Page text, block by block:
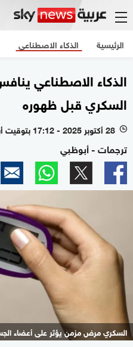
الرئيسية الذكاء الاصطناعي
الذكاء الاصطناعي
السكري قبل ظهوره
l 28 أكتوبر 2025 - 17:12 بتوقيت أبوظبي
ترجمات - أبوظبي
السكري مرض مزمن يؤثر على أعضاء